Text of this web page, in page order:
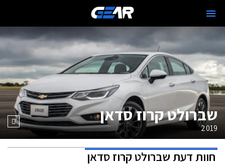
שברולט קרוז סדאן
2019
חוות דעתשברולט קרוז סדאן